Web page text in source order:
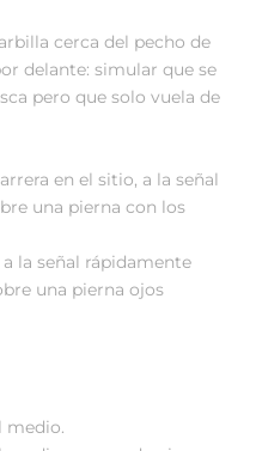
cerca del pecho de
delante: simular que se
pero que solo vuela de
en el sitio, a la señal
una pierna con los
la señal rápidamente
una pierna ojos
medio.